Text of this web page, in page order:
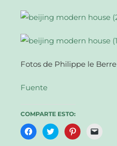
Fotos de Philippe le Berre
Fuente
COMPARTE ESTO:
Haz
clic
Haz
clic
Haz
clic
Haz
clic